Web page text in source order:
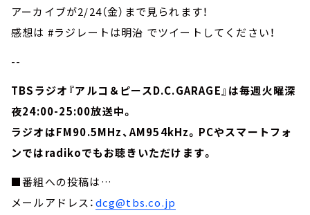
アーカイブが2/24（金）まで見られます！
感想は #ラジレートは明治 でツイートしてください！
--
TBSラジオ『アルコ＆ピースD.C.GARAGE』は毎週火曜深
夜24:00-25:00放送中。
ラジオはFM90.5MHz、AM954kHz。PCやスマートフォ
ンではradikoでもお聴きいただけます。
■番組への投稿は…
メールアドレス：dcg@tbs.co.jp